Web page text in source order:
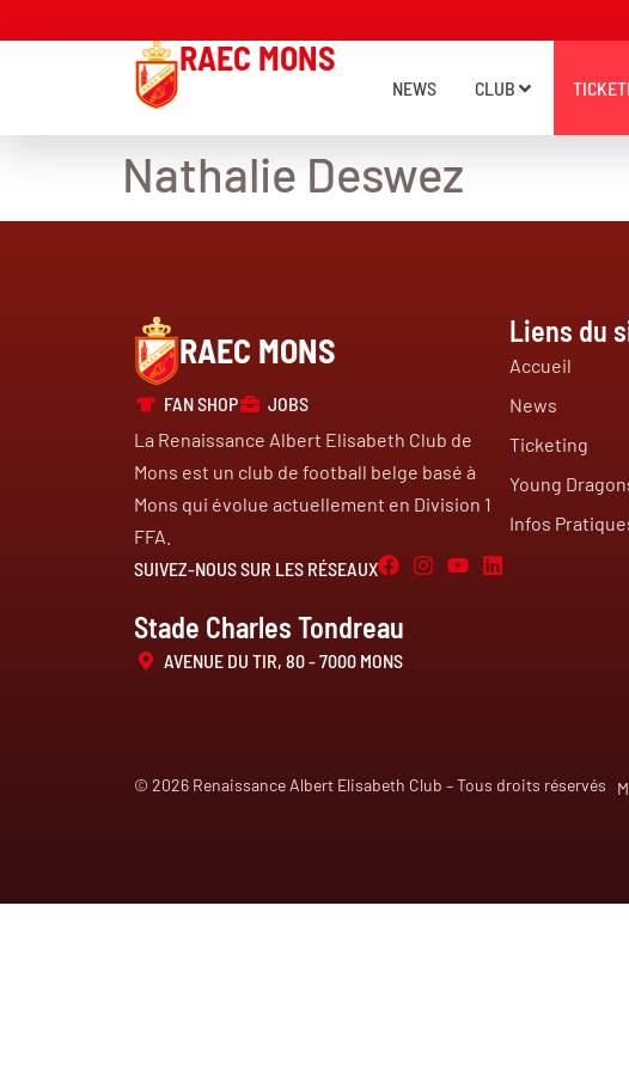
RAEC MONS
NEWS CLUB
Nathalie Deswez
RAEC MONS
FAN SHOP
JOBS
La Renaissance Albert Elisabeth Club de
Mons est un club de football belge basé à
Mons qui évolue actuellement en Division 1
FFA.
SUIVEZ-NOUS SUR LES RÉSEAUX
Stade Charles Tondreau
AVENUE DU TIR, 80 - 7000 MONS
Liens du
Accueil
News
Ticketing
Young
Infos
© 2026 Renaissance Albert Elisabeth Club – Tous droits réservés